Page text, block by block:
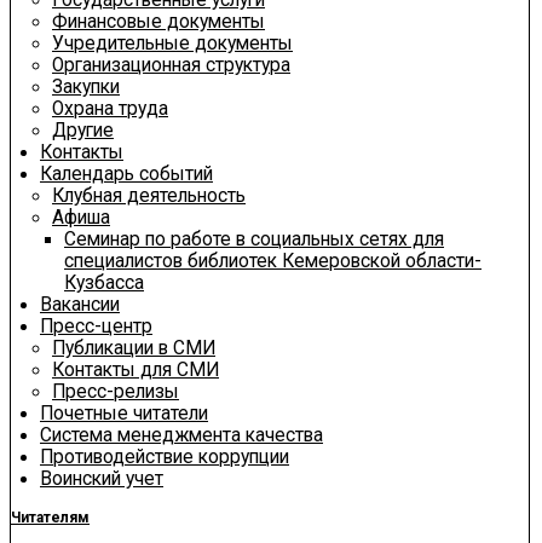
Финансовые документы
Учредительные документы
Организационная структура
Закупки
Охрана труда
Другие
Контакты
Календарь событий
Клубная деятельность
Афиша
Семинар по работе в социальных сетях для
специалистов библиотек Кемеровской области-
Кузбасса
Вакансии
Пресс-центр
Публикации в СМИ
Контакты для СМИ
Пресс-релизы
Почетные читатели
Система менеджмента качества
Противодействие коррупции
Воинский учет
Читателям